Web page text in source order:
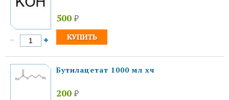
500 ₽
Бутилацетат 1000 мл хч
200 ₽